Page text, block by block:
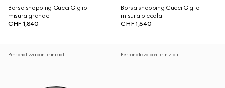
Borsa shopping Gucci Giglio
misura grande
CHF 1,840
Borsa shopping Gucci Giglio
misura piccola
CHF 1,640
Personalizza con le iniziali Personalizza con le iniziali